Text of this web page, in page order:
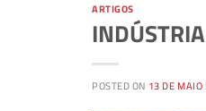
ARTIGOS
POSTED ON 13 DE